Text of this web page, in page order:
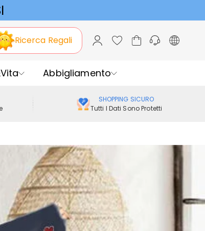
Ricerca Regali
Abbigliamento
SHOPPING SICURO
Tutti I Dati Sono Protetti